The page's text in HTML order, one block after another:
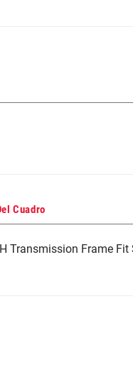
Cuadro
Transmission Frame